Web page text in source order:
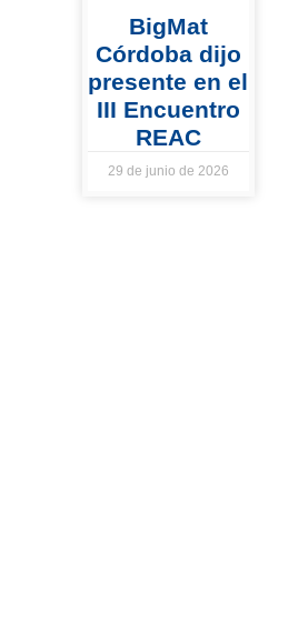
BigMat
Córdoba dijo
presente en el
III Encuentro
REAC
29 de junio de 2026